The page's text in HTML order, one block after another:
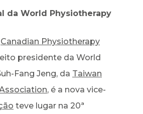
da World Physiotherapy
Canadian Physiotherapy
presidente da World
Fang Jeng, da Taiwan
, é a nova vice-
teve lugar na 20ª